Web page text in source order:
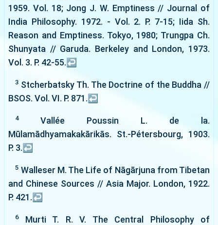
1959. Vol. 18; Jong J. W. Emptiness // Journal of
India Philosophy. 1972. - Vol. 2. P. 7-15; Iida Sh.
Reason and Emptiness. Tokyo, 1980; Trungpa Ch.
Shunyata // Garuda. Berkeley and London, 1973.
Vol. 3. P. 42-55.↩
3 Stcherbatsky Th. The Doctrine of the Buddha //
BSOS. Vol. VI. P. 871.↩
4Vallée Poussin L. de la.
Mūlamādhyamakakārikās. St.-Pétersbourg, 1903.
P. 3.↩
5 Walleser M. The Life of Nāgārjuna from Tibetan
and Chinese Sources // Asia Major. London, 1922.
Р. 421.↩
6Murti T. R. V. The Central Philosophy of